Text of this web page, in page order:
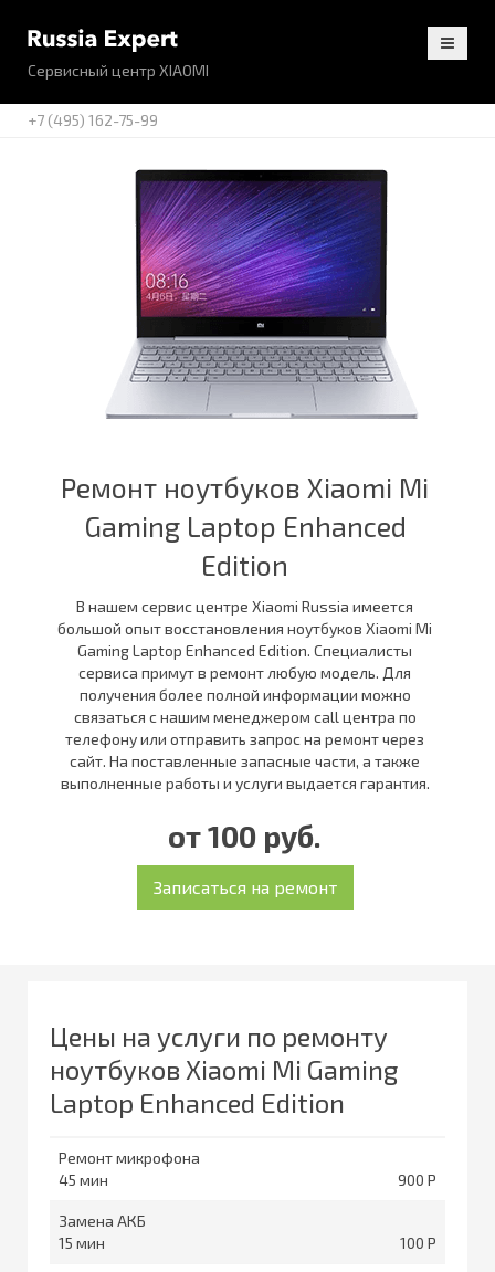
Сервисный центр XIAOMI
+7 (495) 162-75-99
Ремонт ноутбуков Xiaomi Mi
Gaming Laptop Enhanced
Edition
В нашем сервис центре Xiaomi Russia имеется
большой опыт восстановления ноутбуков Xiaomi Mi
Gaming Laptop Enhanced Edition. Специалисты
сервиса примут в ремонт любую модель. Для
получения более полной информации можно
связаться с нашим менеджером call центра по
телефону или отправить запрос на ремонт через
сайт. На поставленные запасные части, а также
выполненные работы и услуги выдается гарантия.
от 100 руб.
Цены на услуги по ремонту
ноутбуков Xiaomi Mi Gaming
Laptop Enhanced Edition
Ремонт микрофона
45
900
Замена АКБ
15
100